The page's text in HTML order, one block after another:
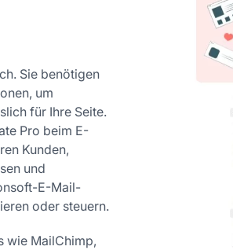
Sie benötigen
um
für Ihre Seite.
Pro beim E-
Kunden,
und
E-Mail-
oder steuern.
wie MailChimp,